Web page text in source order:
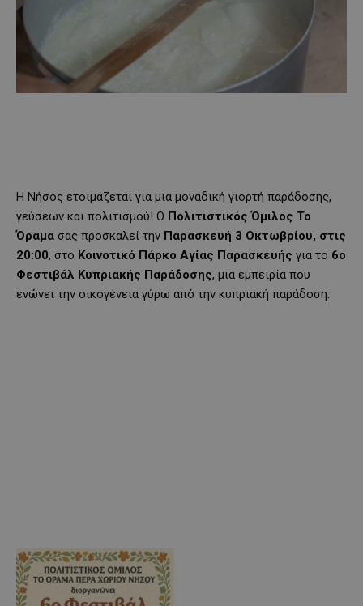
Η Νήσος ετοιμάζεται για μια μοναδική γιορτή παράδοσης,
γεύσεων και πολιτισμού! Ο Πολιτιστικός Όμιλος Το
Όραμα σας προσκαλεί την Παρασκευή 3 Οκτωβρίου, στις
20:00, στο Κοινοτικό Πάρκο Αγίας Παρασκευής για το 6ο
Φεστιβάλ Κυπριακής Παράδοσης, μια εμπειρία που
ενώνει την οικογένεια γύρω από την κυπριακή παράδοση.